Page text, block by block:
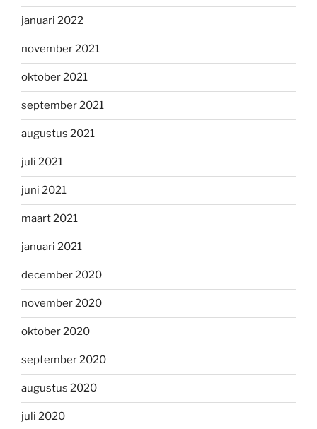
januari 2022
november 2021
oktober 2021
september 2021
augustus 2021
juli 2021
juni 2021
maart 2021
januari 2021
december 2020
november 2020
oktober 2020
september 2020
augustus 2020
juli 2020